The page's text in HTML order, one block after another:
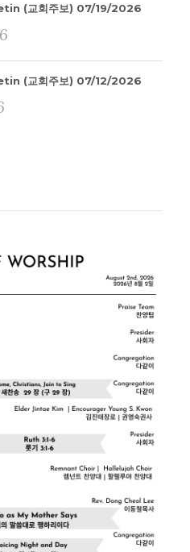
(교회주보) 07/19/2026
(교회주보) 07/12/2026